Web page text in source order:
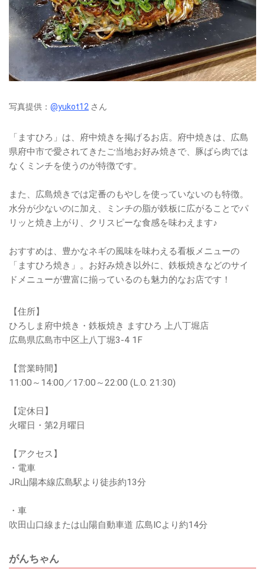
写真提供： @yukot12 さん
「ますひろ」は、府中焼きを掲げるお店。府中焼きは、広島
県府中市で愛されてきたご当地お好み焼きで、豚ばら肉では
なくミンチを使うのが特徴です。
また、広島焼きでは定番のもやしを使っていないのも特徴。
水分が少ないのに加え、ミンチの脂が鉄板に広がることでパ
リッと焼き上がり、クリスピーな食感を味わえます♪
おすすめは、豊かなネギの風味を味わえる看板メニューの
「ますひろ焼き」。お好み焼き以外に、鉄板焼きなどのサイ
ドメニューが豊富に揃っているのも魅力的なお店です！
【住所】
ひろしま府中焼き・鉄板焼き ますひろ 上八丁堀店
広島県広島市中区上八丁堀3-4 1F
【営業時間】
11:00～14:00／17:00～22:00 (L.O. 21:30)
【定休日】
火曜日・第2月曜日
【アクセス】
・電車
JR山陽本線広島駅より徒歩約13分
・車
吹田山口線または山陽自動車道 広島ICより約14分
がんちゃん